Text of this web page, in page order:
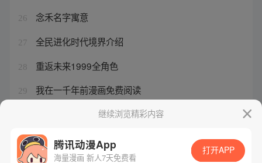
26 念禾名字寓意
27 全民进化时代境界介绍
28 重返未来1999全角色
29 我在一千年前漫画免费阅读
继续浏览精彩内容
腾讯动漫App
海量漫画 新人7天免费看
打开APP